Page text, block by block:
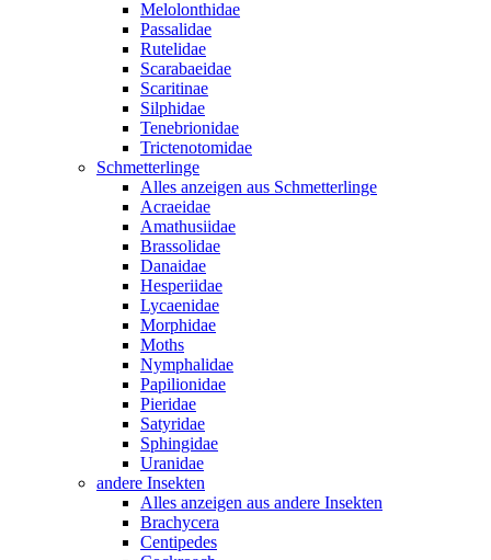
Melolonthidae
Passalidae
Rutelidae
Scarabaeidae
Scaritinae
Silphidae
Tenebrionidae
Trictenotomidae
Schmetterlinge
Alles anzeigen aus Schmetterlinge
Acraeidae
Amathusiidae
Brassolidae
Danaidae
Hesperiidae
Lycaenidae
Morphidae
Moths
Nymphalidae
Papilionidae
Pieridae
Satyridae
Sphingidae
Uranidae
andere Insekten
Alles anzeigen aus andere Insekten
Brachycera
Centipedes